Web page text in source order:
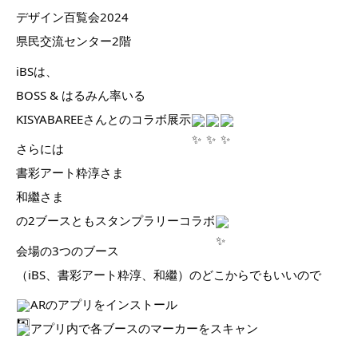
デザイン百覧会2024
県民交流センター2階
iBSは、
BOSS & はるみん率いる
KISYABAREEさんとのコラボ展示
さらには
書彩アート粋淳さま
和繼さま
の2ブースともスタンプラリーコラボ
会場の3つのブース
（iBS、書彩アート粋淳、 和繼）のどこからでもいいので
ARのアプリをインストール
アプリ内で各ブースのマーカーをスキャン